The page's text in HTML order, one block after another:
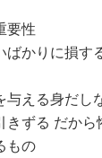
要性
ばかりに損す
与える身だし
きずる だから
もの